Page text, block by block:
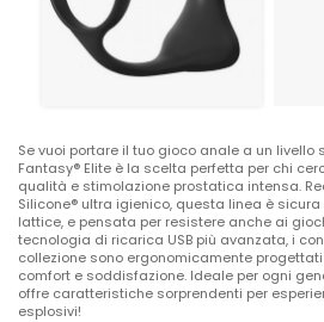
Se vuoi portare il tuo gioco anale a un livello
Fantasy® Elite è la scelta perfetta per chi
qualità e stimolazione prostatica intensa.
Silicone® ultra igienico, questa linea è
lattice, e pensata per resistere anche ai
tecnologia di ricarica USB più avanzata, i
collezione sono ergonomicamente
comfort e soddisfazione. Ideale per ogni
offre caratteristiche sorprendenti per
esplosivi!